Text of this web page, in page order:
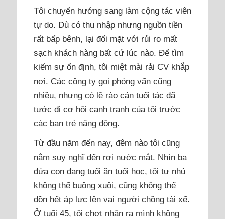
Tôi chuyển hướng sang làm cộng tác viên
tự do. Dù có thu nhập nhưng nguồn tiền
rất bấp bênh, lại đối mặt với rủi ro mất
sạch khách hàng bất cứ lúc nào. Để tìm
kiếm sự ổn định, tôi miệt mài rải CV khắp
nơi. Các công ty gọi phỏng vấn cũng
nhiều, nhưng có lẽ rào cản tuổi tác đã
tước đi cơ hội cạnh tranh của tôi trước
các bạn trẻ năng động.
Từ đầu năm đến nay, đêm nào tôi cũng
nằm suy nghĩ đến rơi nước mắt. Nhìn ba
đứa con đang tuổi ăn tuổi học, tôi tự nhủ
không thể buông xuôi, cũng không thể
dồn hết áp lực lên vai người chồng tài xế.
Ở tuổi 45, tôi chợt nhận ra mình không